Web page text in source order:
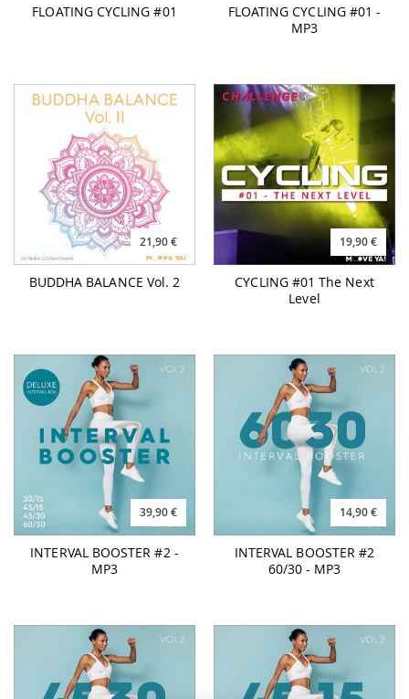
FLOATING CYCLING #01
FLOATING CYCLING #01 -
MP3
21,90 €
BUDDHA BALANCE Vol. 2
19,90 €
CYCLING #01 The Next
Level
39,90 €
INTERVAL BOOSTER #2 -
MP3
14,90 €
INTERVAL BOOSTER #2
60/30 - MP3